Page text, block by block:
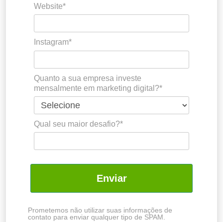
Website*
Instagram*
Quanto a sua empresa investe
mensalmente em marketing digital?*
Qual seu maior desafio?*
Enviar
Prometemos não utilizar suas informações de
contato para enviar qualquer tipo de SPAM.